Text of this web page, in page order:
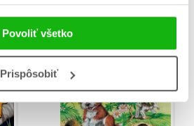
Povoliť všetko
Prispôsobiť